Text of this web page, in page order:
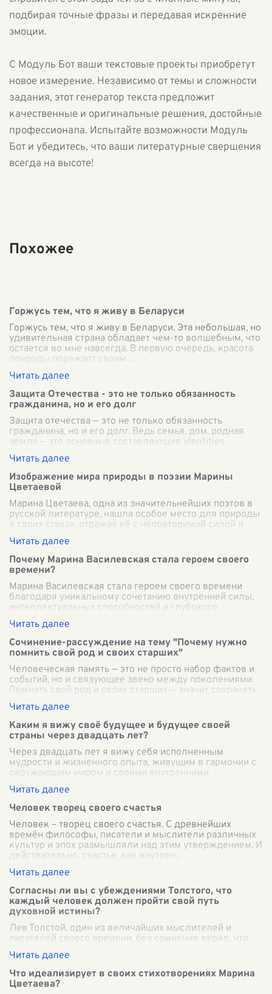
подбирая точные фразы и передавая искренние
эмоции.
С Модуль Бот ваши текстовые проекты приобретут
новое измерение. Независимо от темы и сложности
задания, этот генератор текста предложит
качественные и оригинальные решения, достойные
профессионала. Испытайте возможности Модуль
Бот и убедитесь, что ваши литературные свершения
всегда на высоте!
Похожее
Горжусь тем, что я живу в Беларуси
Горжусь тем, что я живу в Беларуси. Эта небольшая, но
удивительная страна обладает чем-то волшебным, что
остается во мне навсегда. В первую очередь, красота
природы поражает своим
Защита Отечества - это не только обязанность
гражданина, но и его долг
Защита отечества — это не только обязанность
гражданина, но и его долг. Ведь семья, дом, родная
земля — это основные составляющие identities
каждого человека. Нам даны милостями ис
Изображение мира природы в поэзии Марины
Цветаевой
Марина Цветаева, одна из значительнейших поэтов в
русской литературе, нашла особое место для природы
в своих стихах, отражая её с неповторимой силой и
трепетом. Природа для Цветаев
Почему Марина Василевская стала героем своего
времени?
Марина Василевская стала героем своего времени
благодаря уникальному сочетанию внутренней силы,
интеллектуальных способностей и глубокого
гуманизма. Ее вклад в общество был многогр
Сочинение-рассуждение на тему "Почему нужно
помнить свой род и своих старших"
Человеческая память — это не просто набор фактов и
событий, но и связующее звено между поколениями.
Помнить свой род и своих старших — значит сохранять
ту нить, которая соединяет н
Каким я вижу своё будущее и будущее своей
страны через двадцать лет?
Через двадцать лет я вижу себя исполненным
мудрости и жизненного опыта, живущим в гармонии с
окружающим миром и своими внутренними
устремлениями. Моя жизнь будет олицетворением
сба ...
Человек творец своего счастья
Человек – творец своего счастья. С древнейших
времён философы, писатели и мыслители различных
культур и эпох размышляли над этим утверждением. И
действительно, счастье, как внутрен
Согласны ли вы с убеждениями Толстого, что
каждый человек должен пройти свой путь
духовной истины?
Лев Толстой, один из величайших мыслителей и
писателей своего времени, без сомнения верил, что
каждый человек должен пройти свой уникальный
путь к духовной истине. Его жизнь и твор
Что идеализирует в своих стихотворениях Марина
Цветаева?